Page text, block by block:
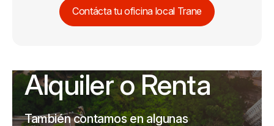
Contácta tu oficina local Trane
Alquiler o Renta
También contamos en algunas